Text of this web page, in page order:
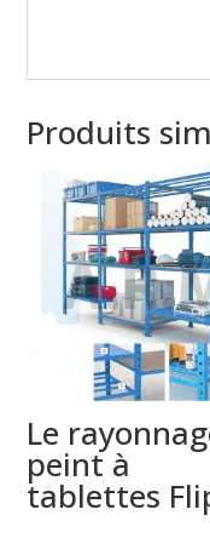
Produits
Le
peint à
tablettes